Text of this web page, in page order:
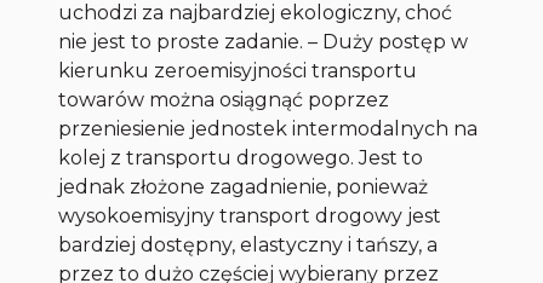
uchodzi za najbardziej ekologiczny, choć
nie jest to proste zadanie. – Duży postęp w
kierunku zeroemisyjności transportu
towarów można osiągnąć poprzez
przeniesienie jednostek intermodalnych na
kolej z transportu drogowego. Jest to
jednak złożone zagadnienie, ponieważ
wysokoemisyjny transport drogowy jest
bardziej dostępny, elastyczny i tańszy, a
przez to dużo częściej wybierany przez